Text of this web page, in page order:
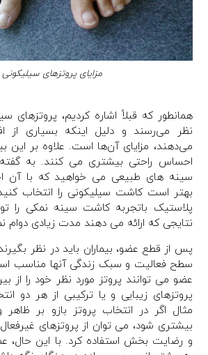
مزایای پروتزهای سیلیکونی
همانطور که قبلاً اشاره کردیم، پروتزهای
نظر می‌رسند و دلیل اینکه بسیاری از
می‌دهند، مزایای آن‌ها است. علاوه بر این
احساس راحتی بیشتری می کنند. به گفته
سینه های طبیعی می خواهید که با آن
بهتر است کاشت سیلیکونی را انتخاب
پلاستیک باتجربه کاشت سینه نمکی را
نتایجی که ارائه می دهند مدت زیادی دوام
پس از قطع عضو، بیماران باید در نظر
سطح فعالیت و سبک زندگی آنها مناسب
عضو می توانند پروتز مورد نظر خود را از
پروتزهای زیبایی و یا ترکیبی از هر دو
مثال اگر در انتخاب پروتز بازو بر ظاهر
بیشتری شود، می توان از پروتزهای
و رضایت بخش استفاده کرد. با این حال،